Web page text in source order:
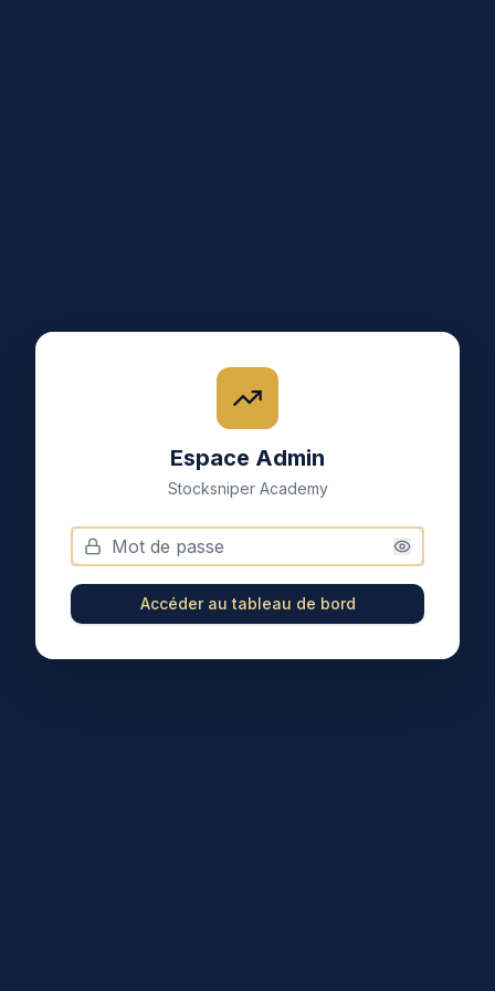
Espace Admin
Stocksniper Academy
Accéder au tableau de bord